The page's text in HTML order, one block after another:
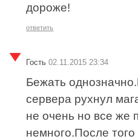
дороже!
ответить
Гость 02.11.2015 23:34
Бежать
сервера рухнул
не очень но все же
немного.После